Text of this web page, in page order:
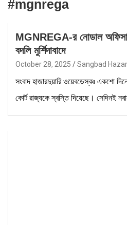
#mgnrega
MGNREGA-র নোডাল
বদলি মুর্শিদাবাদে
October 28, 2025 Sangbad
সংবাদ হাজারদুয়ারি ওয়েবডেস্কঃ একশো
কোর্ট রাজ্যকে স্বস্তি দিয়েছে। সেদিনই